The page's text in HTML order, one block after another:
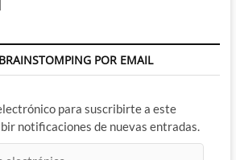
POR EMAIL
para suscribirte a este
notificaciones de nuevas entradas.